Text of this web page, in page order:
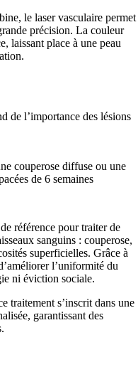
le laser vasculaire permet
précision. La couleur
laissant place à une peau
de l’importance des lésions
couperose diffuse ou une
de 6 semaines
référence pour traiter de
sanguins : couperose,
superficielles. Grâce à
l’uniformité du
ni éviction sociale.
traitement s’inscrit dans une
garantissant des